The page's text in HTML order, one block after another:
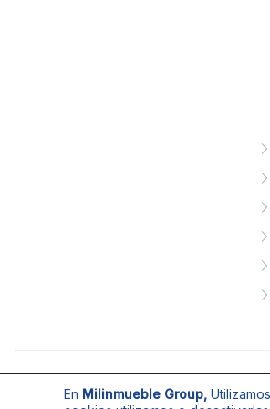
En Milinmueble Group,